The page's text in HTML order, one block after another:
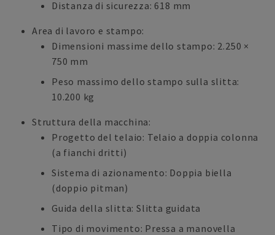
Distanza di sicurezza: 618 mm
Area di lavoro e stampo:
Dimensioni massime dello stampo: 2.250 ×
750 mm
Peso massimo dello stampo sulla slitta:
10.200 kg
Struttura della macchina:
Progetto del telaio: Telaio a doppia colonna
(a fianchi dritti)
Sistema di azionamento: Doppia biella
(doppio pitman)
Guida della slitta: Slitta guidata
Tipo di movimento: Pressa a manovella